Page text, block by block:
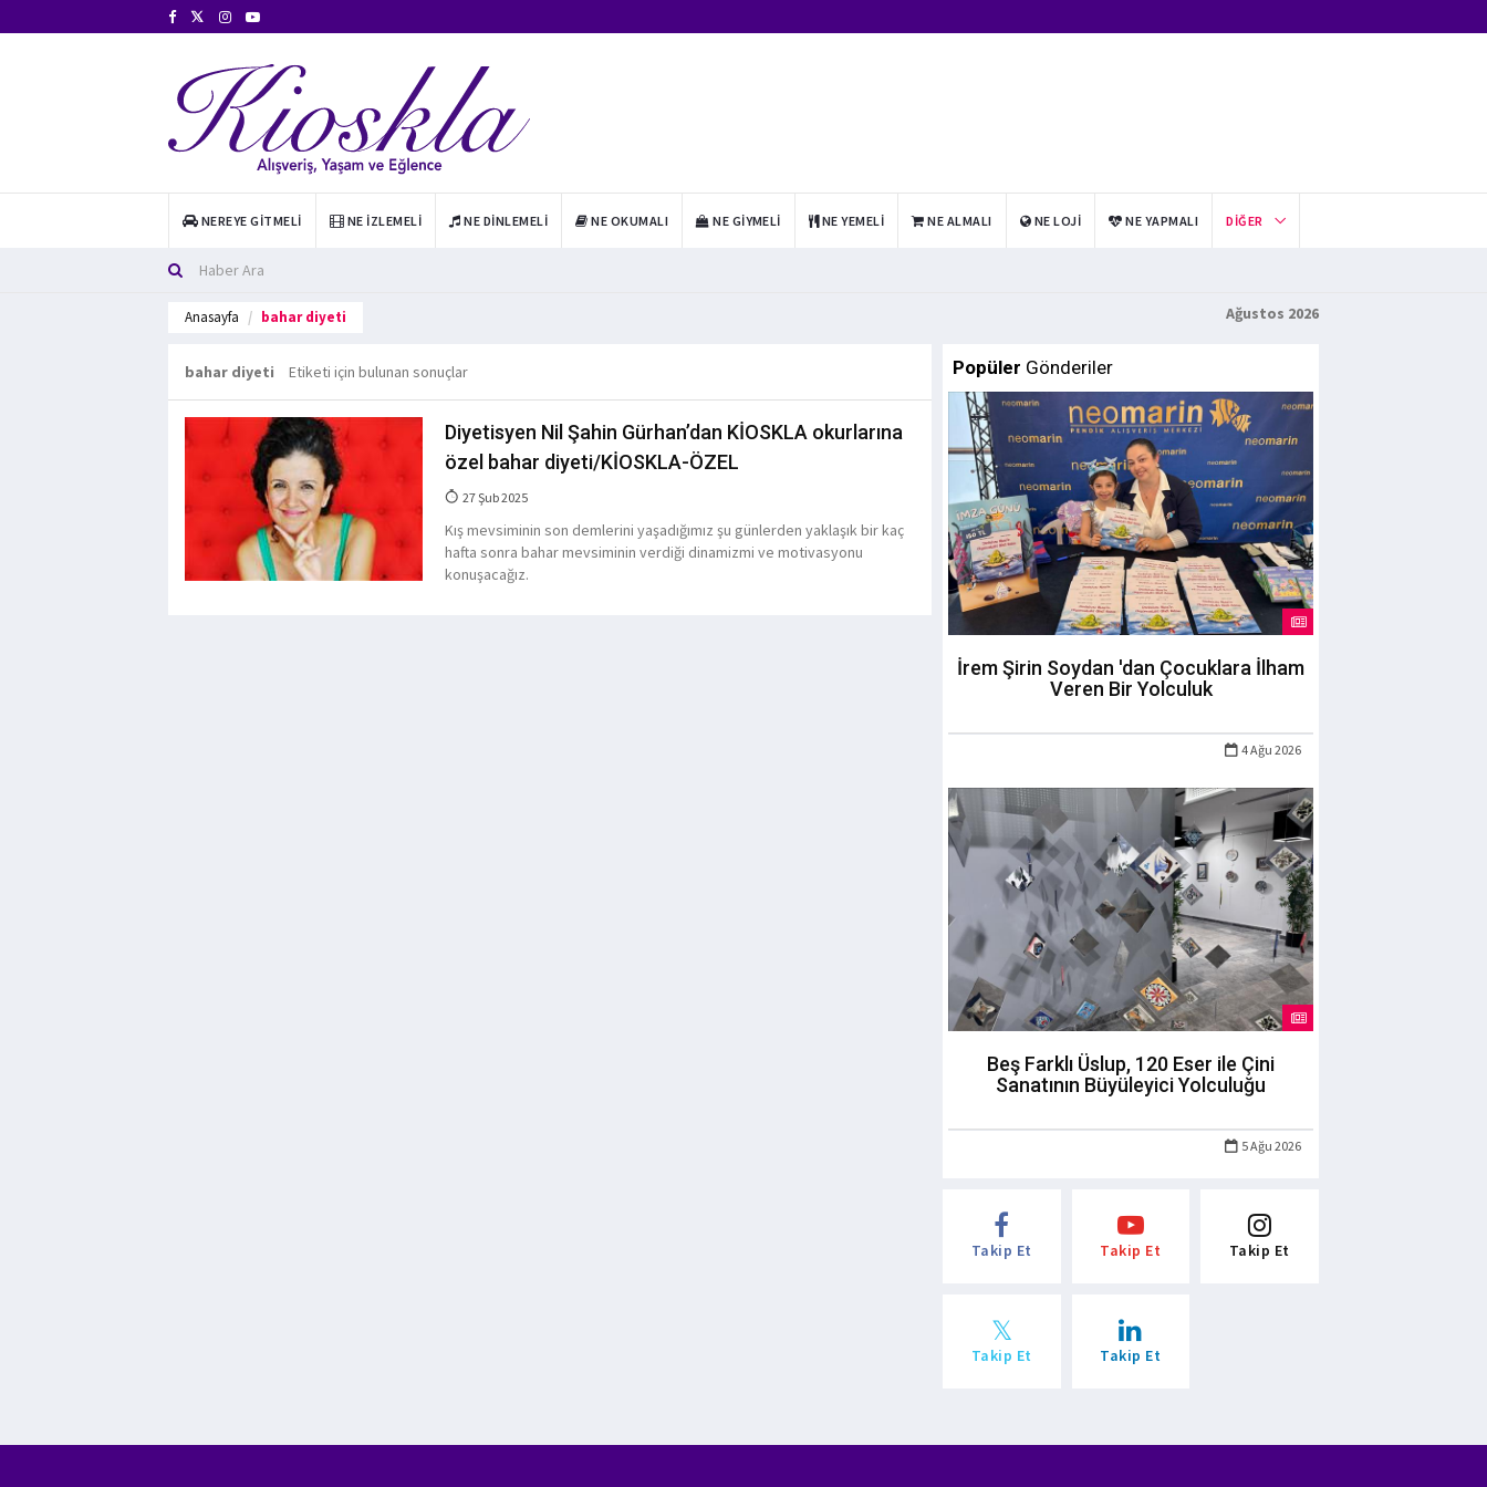
NEREYE GITMELI NE İZLEMELI NE DINLEMELI NE OKUMALI NE GIYMELI NE YEMELI NE ALMALI NE LOJI NE YAPMALI DIĞER
Anasayfa bahar diyeti Ağustos 2026
bahar diyeti Etiketi için bulunan sonuçlar
Diyetisyen Nil Şahin Gürhan’dan KİOSKLA okurlarına
özel bahar diyeti/KİOSKLA-ÖZEL
27 Şub 2025
Kış mevsiminin son demlerini yaşadığımız şu günlerden yaklaşık bir kaç
hafta sonra bahar mevsiminin verdiği dinamizmi ve motivasyonu
konuşacağız.
Popüler Gönderiler
İrem Şirin Soydan 'dan Çocuklara İlham
Veren Bir Yolculuk
4 Ağu 2026
Beş Farklı Üslup, 120 Eser ile Çini
Sanatının Büyüleyici Yolculuğu
5 Ağu 2026
Takip Et Takip Et Takip Et
Takip Et Takip Et